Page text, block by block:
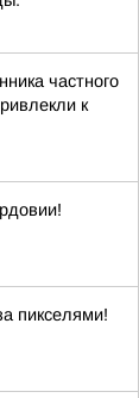
частного
к
пикселями!